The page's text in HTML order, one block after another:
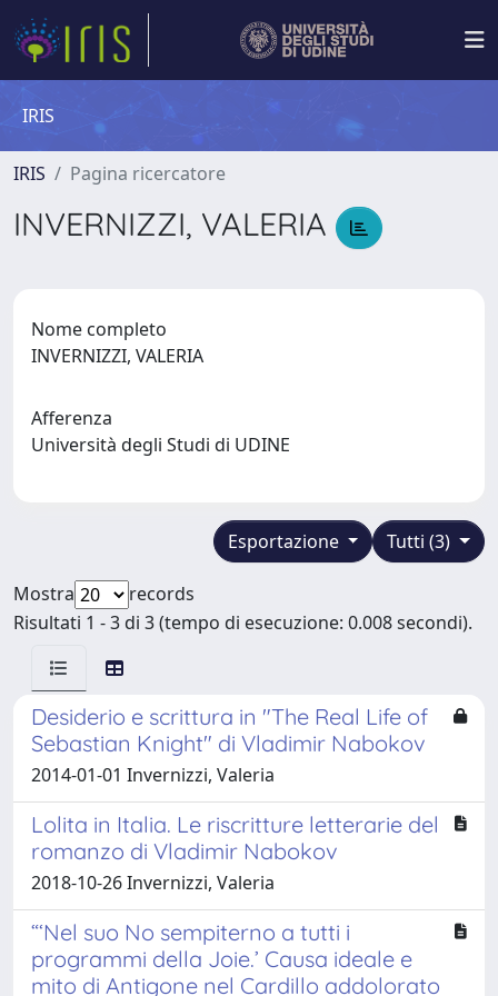
IRIS
IRIS Pagina ricercatore
INVERNIZZI, VALERIA
Nome completo
INVERNIZZI, VALERIA
Afferenza
Università degli Studi di UDINE
Tutti (3)
Esportazione
Mostra
records
Risultati 1 - 3 di 3 (tempo di esecuzione: 0.008 secondi).
Desiderio e scrittura in "The Real Life of
Sebastian Knight" di Vladimir Nabokov
2014-01-01 Invernizzi, Valeria
Lolita in Italia. Le riscritture letterarie del
romanzo di Vladimir Nabokov
2018-10-26 Invernizzi, Valeria
“‘Nel suo No sempiterno a tutti i
programmi della Joie.’ Causa ideale e
mito di Antigone nel Cardillo addolorato